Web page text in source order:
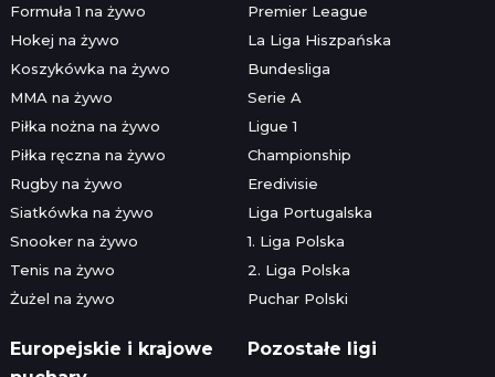
Formuła 1 na żywo
Hokej na żywo
Koszykówka na żywo
MMA na żywo
Piłka nożna na żywo
Piłka ręczna na żywo
Rugby na żywo
Siatkówka na żywo
Snooker na żywo
Tenis na żywo
Żużel na żywo
Premier League
La Liga Hiszpańska
Bundesliga
Serie A
Ligue 1
Championship
Eredivisie
Liga Portugalska
1. Liga Polska
2. Liga Polska
Puchar Polski
Europejskie i krajowe
Pozostałe ligi